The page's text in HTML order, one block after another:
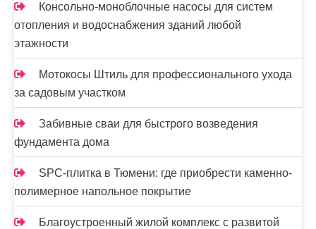
Консольно-моноблочные насосы для систем
отопления и водоснабжения зданий любой
этажности
Мотокосы Штиль для профессионального ухода
за садовым участком
Забивные сваи для быстрого возведения
фундамента дома
SPC-плитка в Тюмени: где приобрести каменно-
полимерное напольное покрытие
Благоустроенный жилой комплекс с развитой